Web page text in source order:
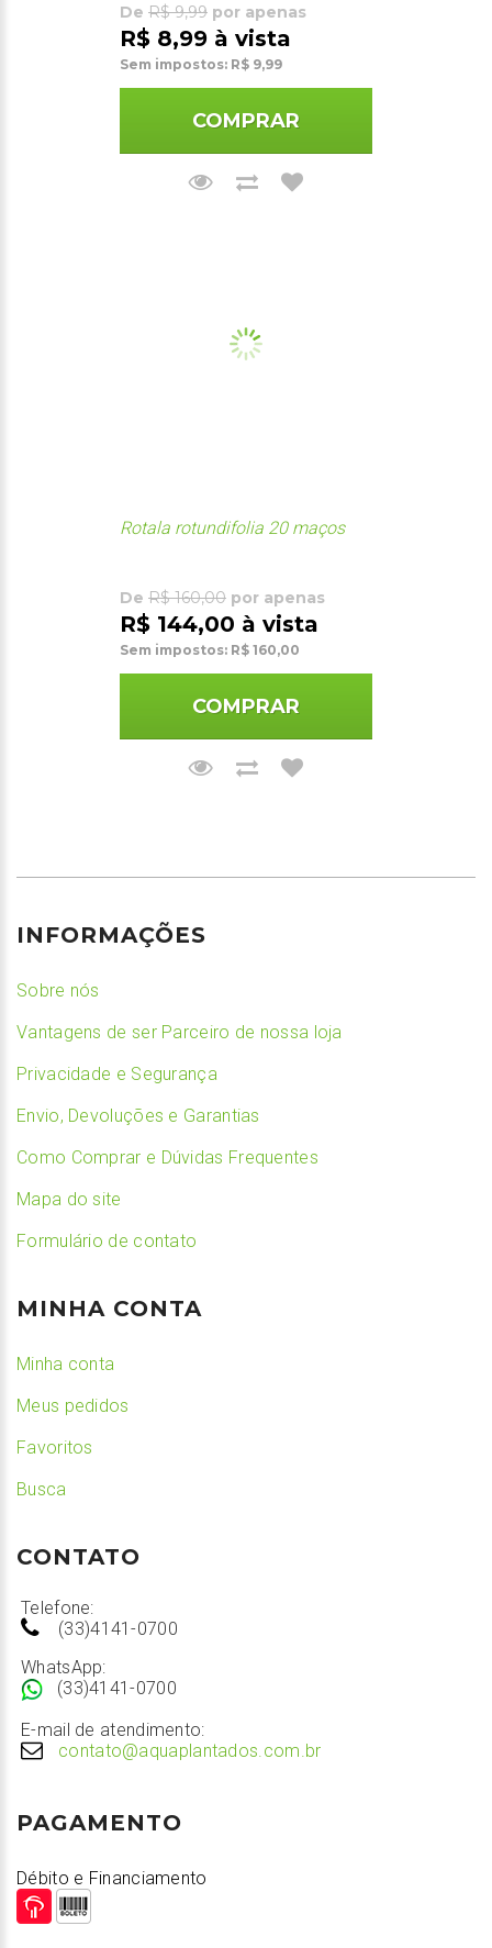
De R$ 9,99 por apenas
R$ 8,99 à vista
Sem impostos: R$ 9,99
COMPRAR
Rotala rotundifolia 20 maços
De R$ 160,00 por apenas
R$ 144,00 à vista
Sem impostos: R$ 160,00
COMPRAR
INFORMAÇÕES
Sobre nós
Vantagens de ser Parceiro de nossa loja
Privacidade e Segurança
Envio, Devoluções e Garantias
Como Comprar e Dúvidas Frequentes
Mapa do site
Formulário de contato
MINHA CONTA
Minha conta
Meus pedidos
Favoritos
Busca
CONTATO
Telefone:
(33)4141-0700
WhatsApp:
(33)4141-0700
E-mail de atendimento:
contato@aquaplantados.com.br
PAGAMENTO
Débito e Financiamento